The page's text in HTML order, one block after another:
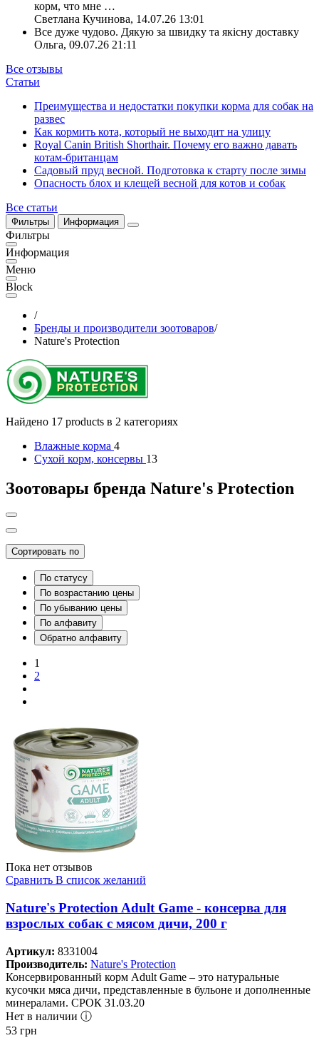
корм, что мне …
Светлана Кучинова, 14.07.26 13:01
Все дуже чудово. Дякую за швидку та якісну доставку
Ольга, 09.07.26 21:11
Все отзывы
Статьи
Преимущества и недостатки покупки корма для собак на
развес
Как кормить кота, который не выходит на улицу
Royal Canin British Shorthair. Почему его важно давать
котам-британцам
Садовый пруд весной. Подготовка к старту после зимы
Опасность блох и клещей весной для котов и собак
Все статьи
Фильтры Информация
Фильтры
Информация
Меню
Block
/
Бренды и производители зоотоваров/
Nature's Protection
Найдено 17 products в 2 категориях
Влажные корма 4
Сухой корм, консервы 13
Зоотовары бренда Nature's Protection
Сортировать по
По статусу
По возрастанию цены
По убыванию цены
По алфавиту
Обратно алфавиту
1
2
Пока нет отзывов
Сравнить В список желаний
Nature's Protection Adult Game - консерва для
взрослых собак с мясом дичи, 200 г
Артикул: 8331004
Производитель: Nature's Protection
Консервированный корм Adult Game – это натуральные
кусочки мяса дичи, представленные в бульоне и дополненные
минералами. СРОК 31.03.20
Нет в наличии ⓘ
53 грн